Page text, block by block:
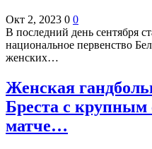
Окт 2, 2023 0 0
В последний день сентября
национальное первенство
женских…
Женская
Бреста с крупным
матче…